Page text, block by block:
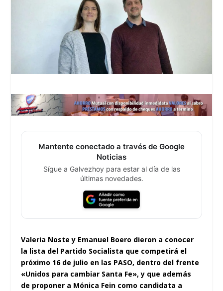
Mantente conectado a través de Google
Noticias
Sígue a Galvezhoy para estar al día de las
últimas novedades.
Valeria Noste y Emanuel Boero dieron a conocer
la lista del Partido Socialista que competirá el
próximo 16 de julio en las PASO, dentro del frente
«Unidos para cambiar Santa Fe», y que además
de proponer a Mónica Fein como candidata a